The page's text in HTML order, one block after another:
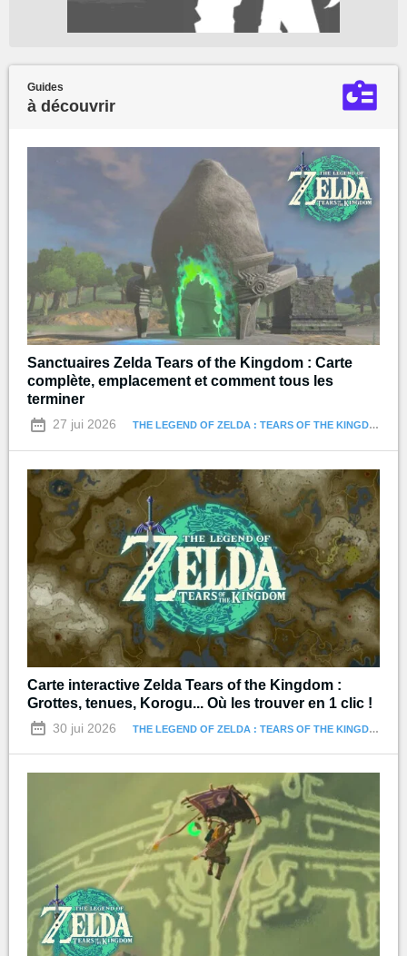
Guides
à découvrir
Sanctuaires Zelda Tears of the Kingdom : Carte
complète, emplacement et comment tous les
terminer
27 jui 2026 THE LEGEND OF ZELDA : TEARS OF THE KINGDOM
Carte interactive Zelda Tears of the Kingdom :
Grottes, tenues, Korogu... Où les trouver en 1 clic !
30 jui 2026 THE LEGEND OF ZELDA : TEARS OF THE KINGDOM